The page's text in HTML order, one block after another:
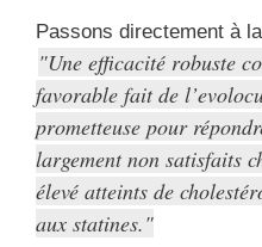
Passons directement à
Une efficacité robuste
favorable fait de
prometteuse pour
largement non satisfaits
élevé atteints de
aux statines.